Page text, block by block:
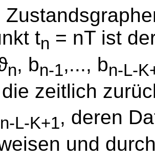
tn = nT ist
n, bn-1,..., bn-L-
zeitlich
n-L-K+1, deren
und